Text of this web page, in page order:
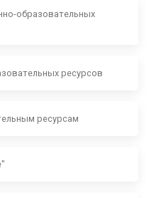
образовательных
ресурсов
ресурсам